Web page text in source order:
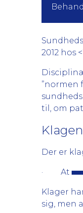
2012 hos
”normen
til, om
Klagen
Der er
· At
Klager
sig, men